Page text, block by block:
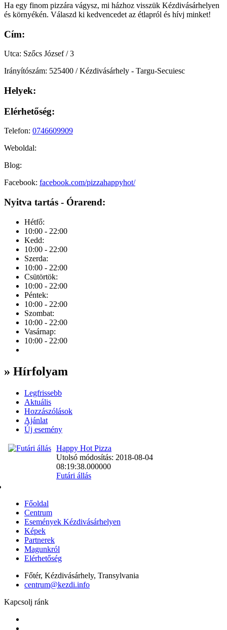
Ha egy finom pizzára vágysz, mi házhoz visszük Kézdivásárhelyen
és környékén. Válaszd ki kedvencedet az étlapról és hívj minket!
Cím:
Utca: Szőcs József / 3
Irányítószám: 525400 / Kézdivásárhely - Targu-Secuiesc
Helyek:
Elérhetőség:
Telefon: 0746609909
Weboldal:
Blog:
Facebook: facebook.com/pizzahappyhot/
Nyitva tartás - Órarend:
Hétfő:
10:00 - 22:00
Kedd:
10:00 - 22:00
Szerda:
10:00 - 22:00
Csütörtök:
10:00 - 22:00
Péntek:
10:00 - 22:00
Szombat:
10:00 - 22:00
Vasárnap:
10:00 - 22:00
» Hírfolyam
Legfrissebb
Aktuális
Hozzászólások
Ajánlat
Új esemény
Happy Hot Pizza
Utolsó módosítás: 2018-08-04
08:19:38.000000
Futári állás
Főoldal
Centrum
Események Kézdivásárhelyen
Képek
Partnerek
Magunkról
Elérhetőség
Főtér, Kézdivásárhely, Transylvania
centrum@kezdi.info
Kapcsolj ránk